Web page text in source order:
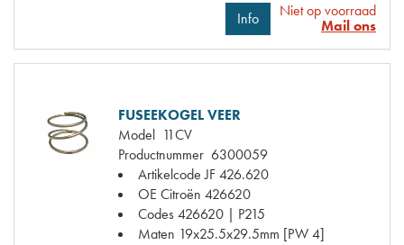
Info
Niet op voorraad
Mail ons
FUSEEKOGEL VEER
Model 11CV
Productnummer 6300059
Artikelcode JF426.620
OE Citroën 426620
Codes426620 | P215
Maten 19x25.5x29.5mm [PW 4]